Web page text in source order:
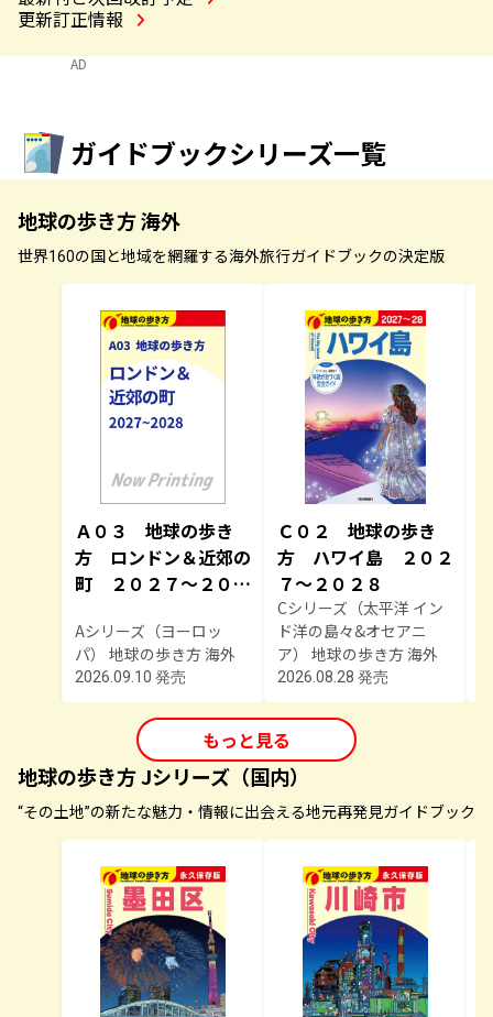
更新訂正情報
AD
ガイドブックシリーズ一覧
地球の歩き方 海外
世界160の国と地域を網羅する海外旅行ガイドブックの決定版
Ａ０３ 地球の歩き
方 ロンドン＆近郊の
町 ２０２７～２０２
Aシリーズ（ヨーロッ
パ） 地球の歩き方 海外
2026.09.10 発売
Ｃ０２ 地球の歩き
方 ハワイ島 ２０２
７～２０２８
Cシリーズ（太平洋 イン
ド洋の島々&オセアニ
ア） 地球の歩き方 海外
2026.08.28 発売
もっと見る
地球の歩き方 Jシリーズ（国内）
“その土地”の新たな魅力・情報に出会える地元再発見ガイドブック